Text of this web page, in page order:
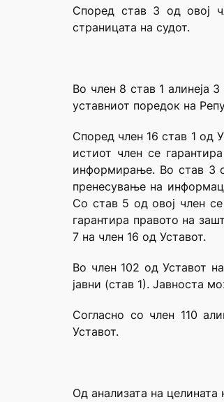
Според став 3 од овој
страницата на судот.
Во член 8 став 1 алинеја
уставниот поредок на
Според член 16 став 1 од
истиот член се
информирање. Во став 3
пренесување на
Со став 5 од овој член
гарантира правото на
7 на член 16 од Уставот.
Во член 102 од Уставот
јавни (став 1). Јавноста
Согласно со член 110
Уставот.
Од анализата на